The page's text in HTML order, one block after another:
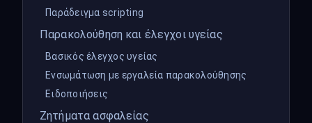
Παράδειγμα scripting
Παρακολούθηση και έλεγχοι υγείας
Βασικός έλεγχος υγείας
Ενσωμάτωση με εργαλεία παρακολούθησης
Ειδοποιήσεις
Ζητήματα ασφαλείας